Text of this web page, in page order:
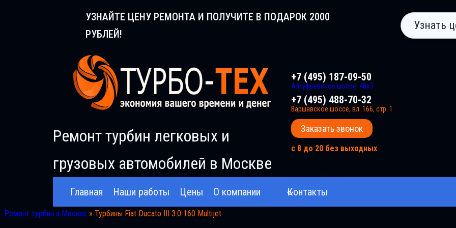
УЗНАЙТЕ ЦЕНУ РЕМОНТА И ПОЛУЧИТЕ В ПОДАРОК 2000
РУБЛЕЙ!
Узнать
Ремонт турбин легковых и
грузовых автомобилей в Москве
+7 (495) 187-09-50
Алтуфьевское шоссе, 48к3
+7 (495) 488-70-32
Варшавское шоссе, вл. 166, стр. 1
Заказать звонок
с 8 до 20 без выходных
Главная Наши работы Цены О компании Контакты
Ремонт турбин в Москве » Турбины Fiat Ducatо III 3.0 160 Multijet